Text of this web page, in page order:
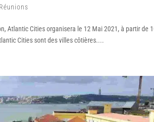
Réunions
Atlantic Cities organisera le 12 Mai 2021, à partir de
Cities sont des villes côtières....